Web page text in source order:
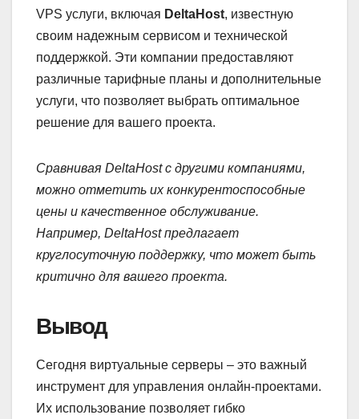
VPS услуги, включая DeltaHost, известную
своим надежным сервисом и технической
поддержкой. Эти компании предоставляют
различные тарифные планы и дополнительные
услуги, что позволяет выбрать оптимальное
решение для вашего проекта.
Сравнивая DeltaHost с другими компаниями,
можно отметить их конкурентоспособные
цены и качественное обслуживание.
Например, DeltaHost предлагает
круглосуточную поддержку, что может быть
критично для вашего проекта.
Вывод
Сегодня виртуальные серверы – это важный
инструмент для управления онлайн-проектами.
Их использование позволяет гибко